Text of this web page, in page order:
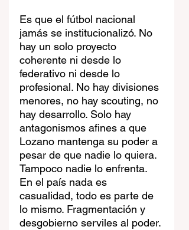
Es que el fútbol nacional
jamás se institucionalizó. No
hay un solo proyecto
coherente ni desde lo
federativo ni desde lo
profesional. No hay divisiones
menores, no hay scouting, no
hay desarrollo. Solo hay
antagonismos afines a que
Lozano mantenga su poder a
pesar de que nadie lo quiera.
Tampoco nadie lo enfrenta.
En el país nada es
casualidad, todo es parte de
lo mismo. Fragmentación y
desgobierno serviles al poder.